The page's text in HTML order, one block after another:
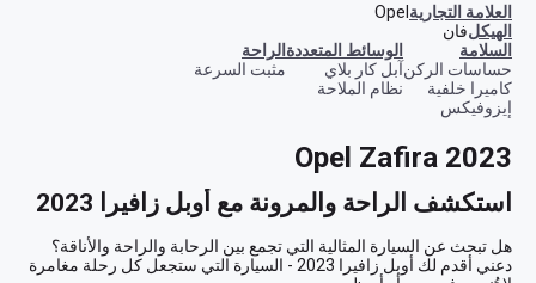
العلامة التجاريةOpel
الهيكلفان
السلامة
حساسات الركن
كاميرا خلفية
إيزوفيكس
الوسائط المتعددة
آبل كار بلاي
نظام الملاحة
الراحة
مثبت السرعة
Opel Zafira 2023
استكشف الراحة والمرونة مع أوبل زافيرا 2023